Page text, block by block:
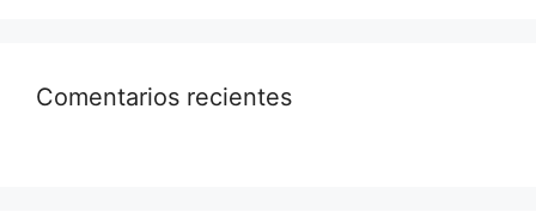
Comentarios recientes